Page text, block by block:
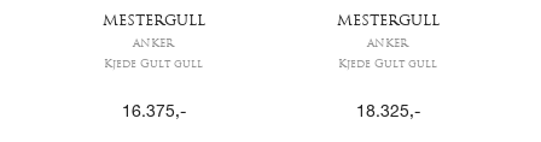
MESTERGULL
ANKER
Kjede Gult gull
16.375,-
MESTERGULL
ANKER
Kjede Gult gull
18.325,-